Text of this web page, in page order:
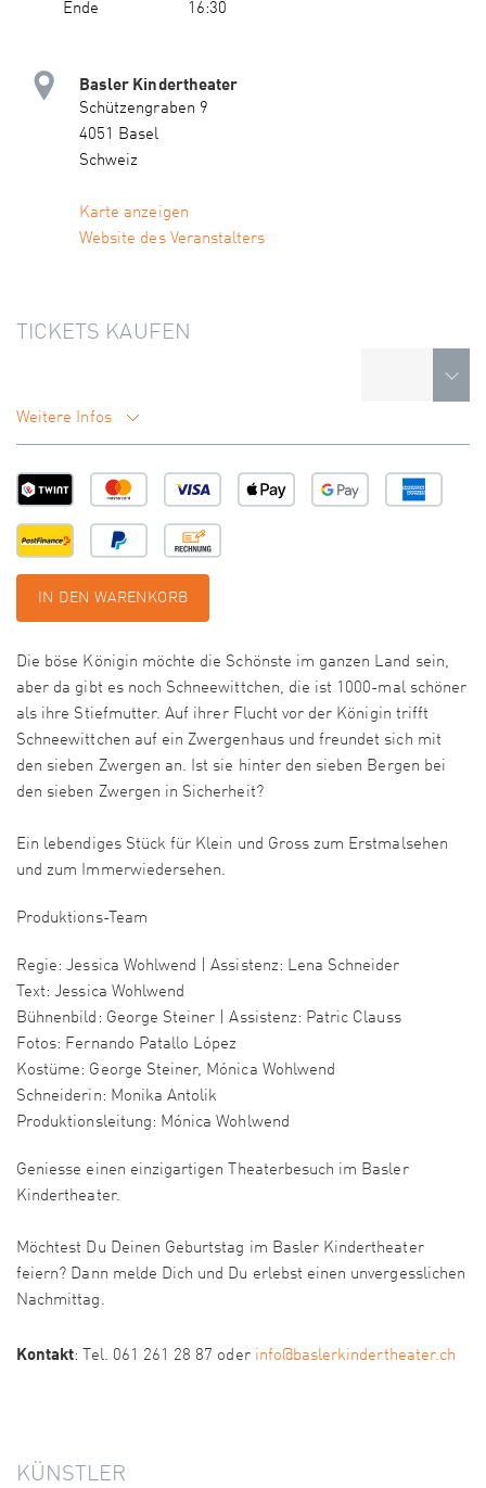
Ende
16:30
Basler Kindertheater
Schützengraben 9
4051 Basel
Schweiz
Karte anzeigen
Website des Veranstalters
TICKETS KAUFEN
Weitere Infos
IN DEN WARENKORB
Die böse Königin möchte die Schönste im ganzen Land sein,
aber da gibt es noch Schneewittchen, die ist 1000-mal schöner
als ihre Stiefmutter. Auf ihrer Flucht vor der Königin trifft
Schneewittchen auf ein Zwergenhaus und freundet sich mit
den sieben Zwergen an. Ist sie hinter den sieben Bergen bei
den sieben Zwergen in Sicherheit?
Ein lebendiges Stück für Klein und Gross zum Erstmalsehen
und zum Immerwiedersehen.
Produktions-Team
Regie: Jessica Wohlwend | Assistenz: Lena Schneider
Text: Jessica Wohlwend
Bühnenbild: George Steiner | Assistenz: Patric Clauss
Fotos: Fernando Patallo López
Kostüme: George Steiner, Mónica Wohlwend
Schneiderin: Monika Antolik
Produktionsleitung: Mónica Wohlwend
Geniesse einen einzigartigen Theaterbesuch im Basler
Kindertheater.
Möchtest Du Deinen Geburtstag im Basler Kindertheater
feiern? Dann melde Dich und Du erlebst einen unvergesslichen
Nachmittag.
Kontakt: Tel. 061 261 28 87 oder info@baslerkindertheater.ch
KÜNSTLER